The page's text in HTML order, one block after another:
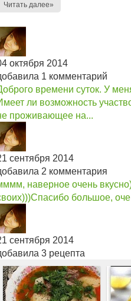
Читать далее»
октября 2014
1 комментарий
времени суток. У
ли возможность
проживающее на...
сентября 2014
2 комментария
наверное очень
Спасибо большое,
сентября 2014
3 рецепта